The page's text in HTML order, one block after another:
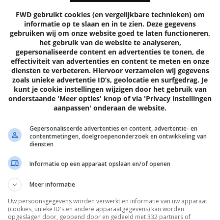
nemen om te creëren. Maar hij vindt een termijn van vijftig
het tijd om de voordelen te verschuiven naar de
van de artiest."
voor muziekopnamen in 1998 al verlengd naar 95 jaar.
0 REACTIES
FWD gebruikt cookies (en vergelijkbare technieken) om
informatie op te slaan en in te zien. Deze gegevens
gebruiken wij om onze website goed te laten functioneren,
het gebruik van de website te analyseren,
gepersonaliseerde content en advertenties te tonen, de
effectiviteit van advertenties en content te meten en onze
diensten te verbeteren. Hiervoor verzamelen wij gegevens
zoals unieke advertentie ID’s, geolocatie en surfgedrag. Je
kunt je cookie instellingen wijzigen door het gebruik van
onderstaande 'Meer opties' knop of via 'Privacy instellingen
aanpassen' onderaan de website.
Gepersonaliseerde advertenties en content, advertentie- en
contentmetingen, doelgroepenonderzoek en ontwikkeling van
diensten
Informatie op een apparaat opslaan en/of openen
Meer informatie
Uw persoonsgegevens worden verwerkt en informatie van uw apparaat
(cookies, unieke ID's en andere apparaatgegevens) kan worden
opgeslagen door, geopend door en gedeeld met 332 partners of